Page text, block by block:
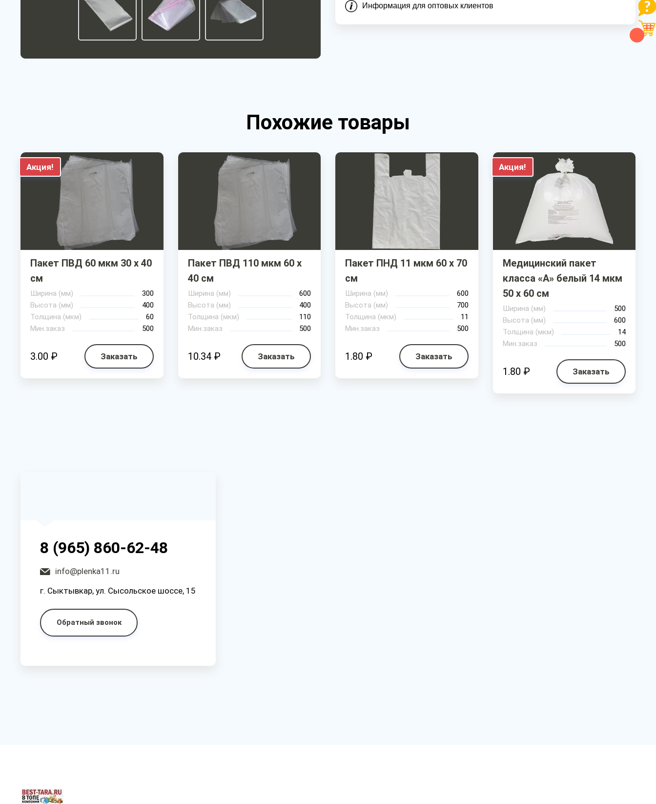
Информация для оптовых клиентов
Похожие товары
Акция!
Пакет ПВД 60 мкм 30 х 40
см
Ширина (мм)
300
Высота (мм)
400
Толщина (мкм)
60
Мин.заказ
500
3.00 ₽ Заказать
Пакет ПВД 110 мкм 60 х
40 см
Ширина (мм)
600
Высота (мм)
400
Толщина (мкм)
110
Мин.заказ
500
10.34 ₽ Заказать
Пакет ПНД 11 мкм 60 х 70
см
Ширина (мм)
600
Высота (мм)
700
Толщина (мкм)
11
Мин.заказ
500
1.80 ₽ Заказать
Акция!
Медицинский пакет
класса «А» белый 14 мкм
50 х 60 см
Ширина (мм)
500
Высота (мм)
600
Толщина (мкм)
14
Мин.заказ
500
1.80 ₽ Заказать
8 (965) 860-62-48
info@plenka11.ru
г. Сыктывкар, ул. Сысольское шоссе, 15
Обратный звонок